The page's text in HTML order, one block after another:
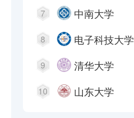
7 中南大学
8 电子科技大学
9 清华大学
10 山东大学